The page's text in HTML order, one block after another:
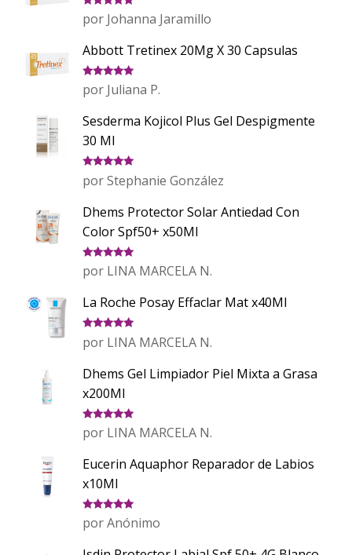
Valorado
con 5de 5
por Johanna Jaramillo
Abbott Tretinex 20Mg X 30 Capsulas
Valorado
con 5de 5
por Juliana P.
Sesderma Kojicol Plus Gel Despigmente
30 Ml
Valorado
con
de 5
por Stephanie González
Dhems Protector Solar Antiedad Con
Color Spf50+ x50Ml
Valorado
con
de 5
por LINA MARCELA N.
La Roche Posay Effaclar Mat x40Ml
Valorado
con
de 5
por LINA MARCELA N.
Dhems Gel Limpiador Piel Mixta a Grasa
x200Ml
Valorado
con
de 5
por LINA MARCELA N.
Eucerin Aquaphor Reparador de Labios
x10Ml
Valorado
con
de 5
por Anónimo